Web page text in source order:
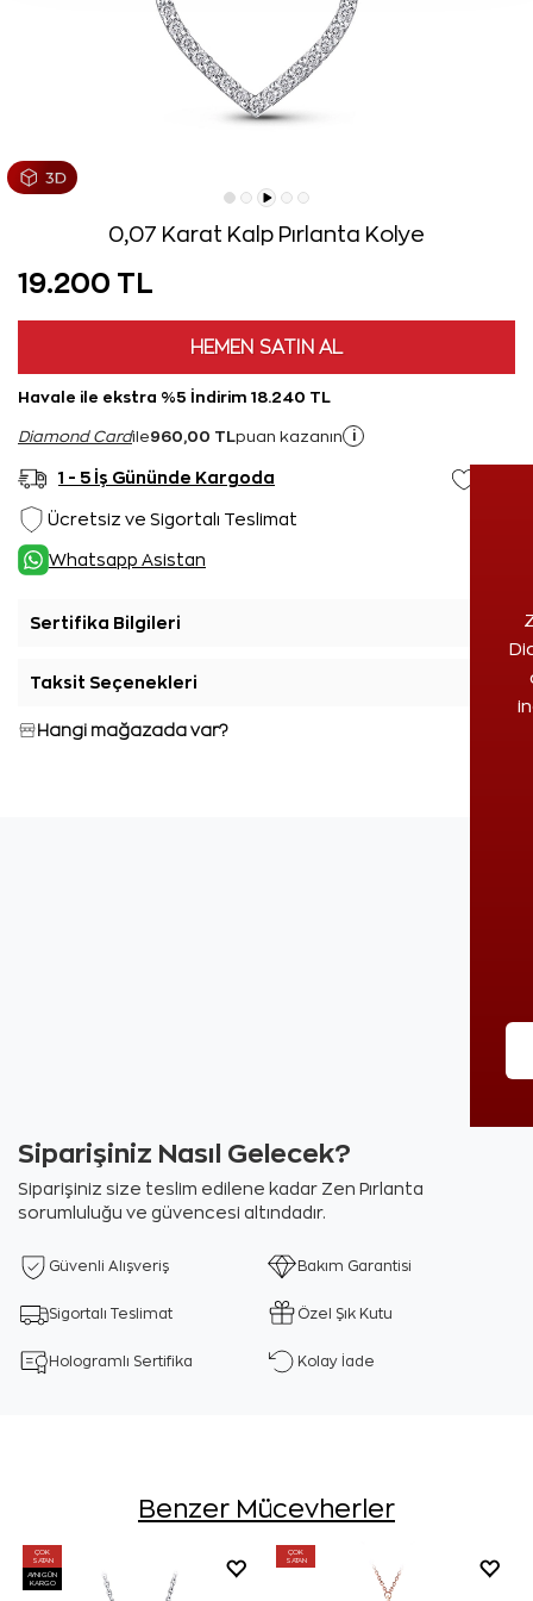
0,07 Karat Kalp Pırlanta Kolye
19.200 TL
HEMEN SATIN AL
Havale ile ekstra %5 İndirim 18.240 TL
Diamond Cardile960,00 TL puan kazanın i
1 - 5 İş Gününde Kargoda
Ücretsiz ve Sigortalı Teslimat
Whatsapp Asistan
Sertifika Bilgileri
Taksit Seçenekleri
Hangi mağazada var?
Siparişiniz Nasıl Gelecek?
Siparişiniz size teslim edilene kadar Zen Pırlanta
sorumluluğu ve güvencesi altındadır.
Güvenli Alışveriş Bakım Garantisi
Sigortalı Teslimat Özel Şık Kutu
Hologramlı Sertifika Kolay İade
Benzer Mücevherler
ÇOK
SATAN
AYNI GÜN
KARGO
ÇOK
SATAN